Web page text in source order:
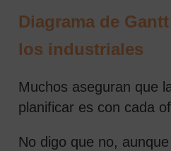
Diagrama de
los industriales
Muchos aseguran que
planificar es con cada
No digo que no,